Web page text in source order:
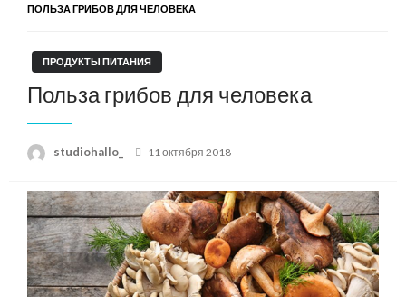
ПОЛЬЗА ГРИБОВ ДЛЯ ЧЕЛОВЕКА
ПРОДУКТЫ ПИТАНИЯ
Польза грибов для человека
studiohallo_
Posted
11 октября 2018